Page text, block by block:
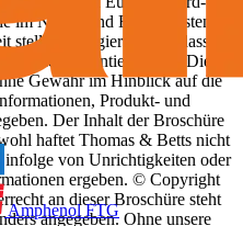
Amphenol FTG
im Nahen und Fernen Osten
stellen engagiert sicher, dass
kundenorientiert agiert. Diese
Gewähr im Hinblick auf die
Produkt- und
Der Inhalt der Broschüre
haftet Thomas & Betts nicht
infolge von Unrichtigkeiten oder
ergeben. © Copyright
an dieser Broschüre steht
angegeben. Ohne unsere